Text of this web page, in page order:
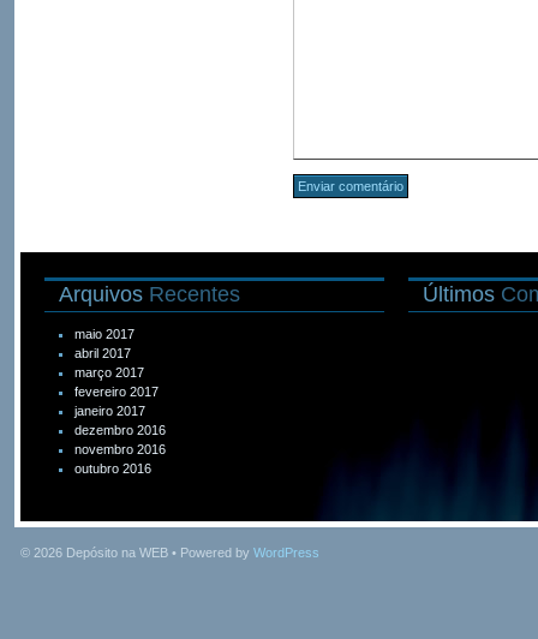
Arquivos Recentes
maio 2017
abril 2017
março 2017
fevereiro 2017
janeiro 2017
dezembro 2016
novembro 2016
outubro 2016
Últimos
© 2026 Depósito na WEB • Powered by WordPress